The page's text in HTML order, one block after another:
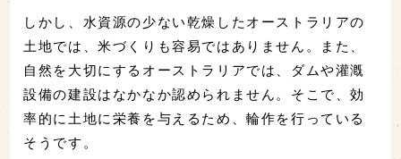
しかし、水資源の少ない乾燥したオーストラリアの
土地では、米づくりも容易ではありません。また、
自然を大切にするオーストラリアでは、ダムや灌漑
設備の建設はなかなか認められません。そこで、効
率的に土地に栄養を与えるため、輪作を行っている
そうです。